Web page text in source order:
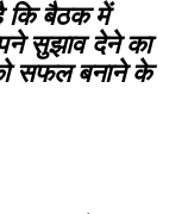
कि बैठक में
सुझाव देने का
सफल बनाने के